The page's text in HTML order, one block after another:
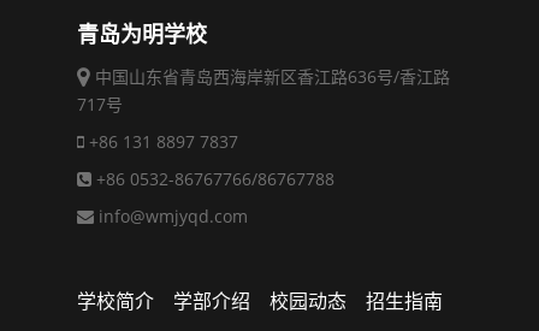
青岛为明学校
中国山东省青岛西海岸新区香江路636号/香江路
717号
+86 131 8897 7837
+86 0532-86767766/86767788
info@wmjyqd.com
学校简介 学部介绍 校园动态 招生指南